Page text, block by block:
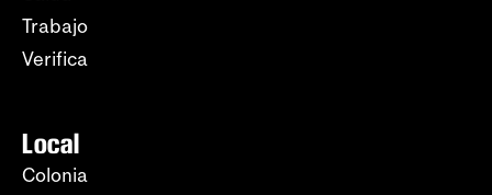
Trabajo
Verifica
Local
Colonia